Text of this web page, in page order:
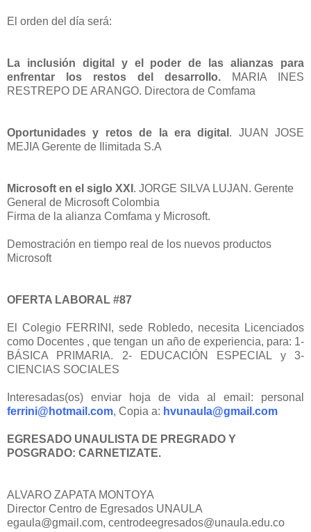
El orden del día será:
La inclusión digital y el poder de las alianzas para
enfrentar los restos del desarrollo. MARIA INES
RESTREPO DE ARANGO. Directora de Comfama
Oportunidades y retos de la era digital . JUAN JOSE
MEJIA Gerente de Ilimitada S.A
Microsoft en el siglo XXI . JORGE SILVA LUJAN. Gerente
General de Microsoft Colombia
Firma de la alianza Comfama y Microsoft.
Demostración en tiempo real de los nuevos productos
Microsoft
OFERTA LABORAL #87
El Colegio FERRINI, sede Robledo, necesita Licenciados
como Docentes , que tengan un año de experiencia, para: 1-
BÁSICA PRIMARIA. 2- EDUCACIÓN ESPECIAL y 3-
CIENCIAS SOCIALES
Interesadas(os) enviar hoja de vida al email: personal
ferrini@hotmail.com, Copia a: hvunaula@gmail.com
EGRESADO UNAULISTA DE PREGRADO Y
POSGRADO: CARNETIZATE.
ALVARO ZAPATA MONTOYA
Director Centro de Egresados UNAULA
egaula@gmail.com, centrodeegresados@unaula.edu.co